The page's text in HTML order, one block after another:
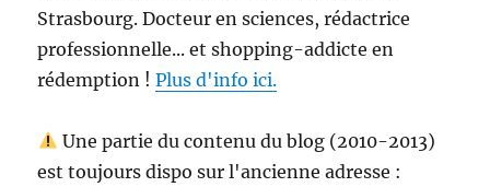
Strasbourg. Docteur en sciences, rédactrice
professionnelle... et shopping-addicte en
rédemption !Plus d'info ici.
Une partie du contenu du blog (2010-2013)
est toujours dispo sur l'ancienne adresse :